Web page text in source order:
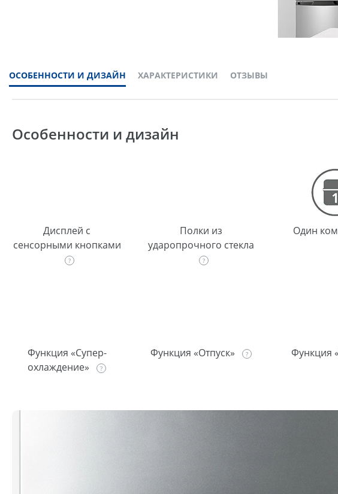
ОСОБЕННОСТИ И ДИЗАЙН ХАРАКТЕРИСТИКИ ОТЗЫВЫ
Особенности и дизайн
Дисплей с
сенсорными кнопками
Полки из
ударопрочного стекла
Один
Функция «Супер-
охлаждение»
Функция «Отпуск» Функция